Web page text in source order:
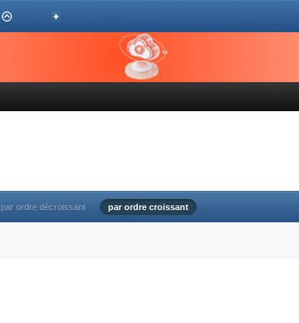
par ordre décroissant par ordre croissant